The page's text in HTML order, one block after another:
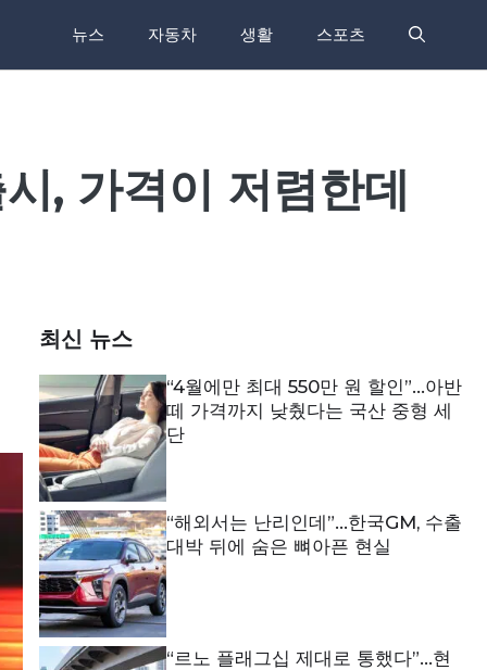
뉴스 자동차 생활 스포츠
, 가격이 저렴한데
최신 뉴스
“4월에만 최대 550만 원 할인”…아반
떼 가격까지 낮췄다는 국산 중형 세
단
“해외서는 난리인데”…한국GM, 수출
대박 뒤에 숨은 뼈아픈 현실
“르노 플래그십 제대로 통했다”…현